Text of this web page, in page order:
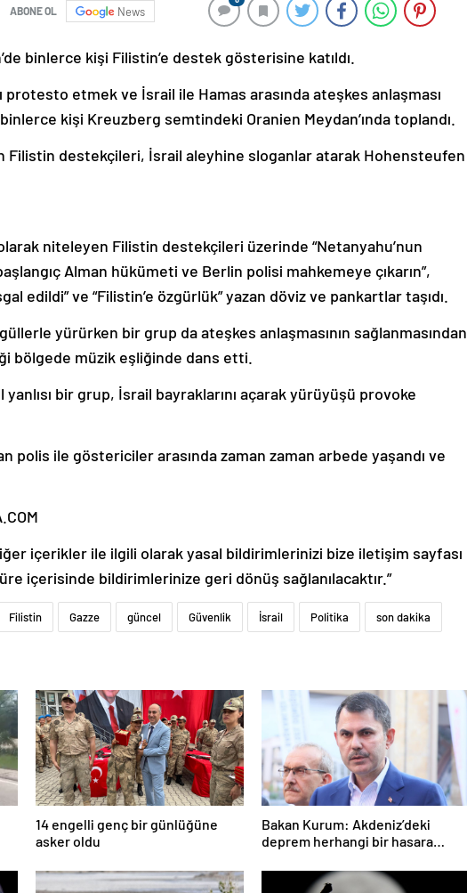
ABONE OL News
binlerce kişi Filistin’e destek gösterisine katıldı.
protesto etmek ve İsrail ile Hamas arasında ateşkes anlaşması
kişi Kreuzberg semtindeki Oranien Meydan’ında toplandı.
Filistin destekçileri, İsrail aleyhine sloganlar atarak Hohensteufen
niteleyen Filistin destekçileri üzerinde “Netanyahu’nun
Alman hükümeti ve Berlin polisi mahkemeye çıkarın”,
edildi” ve “Filistin’e özgürlük” yazan döviz ve pankartlar taşıdı.
yürürken bir grup da ateşkes anlaşmasının sağlanmasından
bölgede müzik eşliğinde dans etti.
bir grup, İsrail bayraklarını açarak yürüyüşü provoke
polis ile göstericiler arasında zaman zaman arbede yaşandı ve
içerikler ile ilgili olarak yasal bildirimlerinizi bize iletişim sayfası
içerisinde bildirimlerinize geri dönüş sağlanılacaktır.”
Filistin Gazze güncel Güvenlik İsrail Politika son dakika
14 engelli genç bir günlüğüne
asker oldu
Bakan Kurum: Akdeniz’deki
deprem herhangi bir hasara